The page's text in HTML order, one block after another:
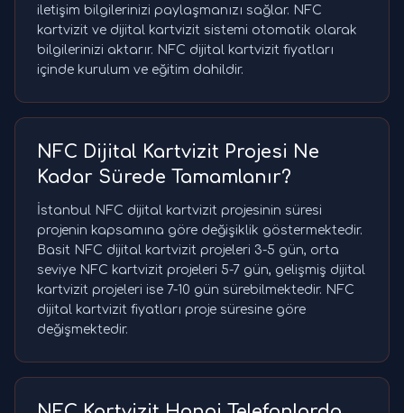
iletişim bilgilerinizi paylaşmanızı sağlar. NFC
kartvizit ve dijital kartvizit sistemi otomatik olarak
bilgilerinizi aktarır. NFC dijital kartvizit fiyatları
içinde kurulum ve eğitim dahildir.
NFC Dijital Kartvizit Projesi Ne
Kadar Sürede Tamamlanır?
İstanbul NFC dijital kartvizit projesinin süresi
projenin kapsamına göre değişiklik göstermektedir.
Basit NFC dijital kartvizit projeleri 3-5 gün, orta
seviye NFC kartvizit projeleri 5-7 gün, gelişmiş dijital
kartvizit projeleri ise 7-10 gün sürebilmektedir. NFC
dijital kartvizit fiyatları proje süresine göre
değişmektedir.